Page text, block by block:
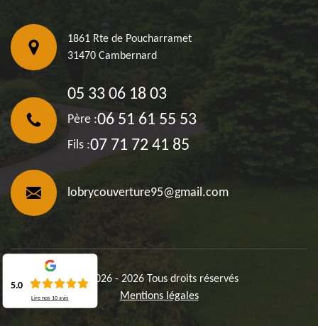
1861 Rte de Poucharramet
31470 Cambernard
05 33 06 18 03
Père :06 51 61 55 53
Fils :07 71 72 41 85
lobrycouverture95@gmail.com
©2026 - 2026 Tous droits réservés
Mentions légales
5.0
Lire nos10 avis